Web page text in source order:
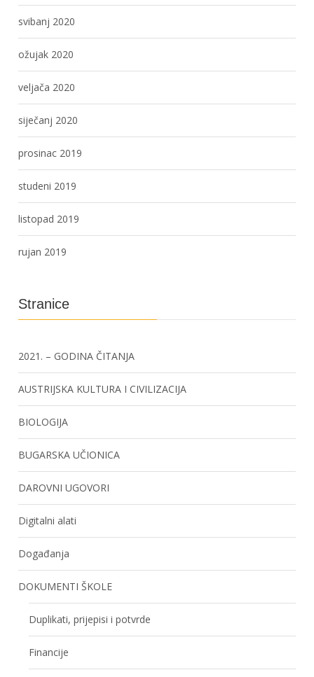
svibanj 2020
ožujak 2020
veljača 2020
siječanj 2020
prosinac 2019
studeni 2019
listopad 2019
rujan 2019
Stranice
2021. – GODINA ČITANJA
AUSTRIJSKA KULTURA I CIVILIZACIJA
BIOLOGIJA
BUGARSKA UČIONICA
DAROVNI UGOVORI
Digitalni alati
Događanja
DOKUMENTI ŠKOLE
Duplikati, prijepisi i potvrde
Financije